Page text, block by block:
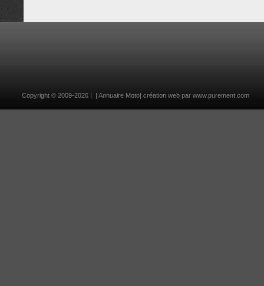
Copyright © 2009-2026 | | Annuaire Moto| création web par www.purement.com